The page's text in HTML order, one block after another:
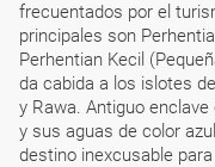
frecuentados por el
principales son
Perhentian Kecil
da cabida a los islotes
y Rawa. Antiguo
y sus aguas de color
destino inexcusable